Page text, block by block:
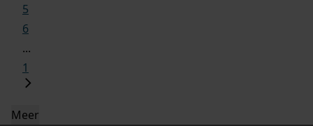
5
6
...
1
Meer